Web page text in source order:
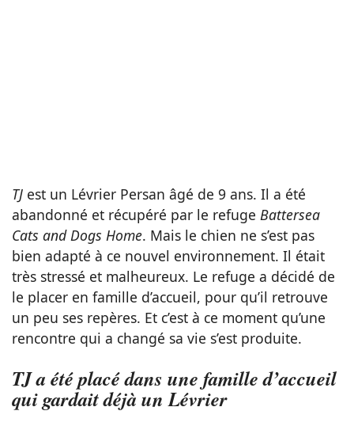
TJ est un Lévrier Persan âgé de 9 ans. Il a été
abandonné et récupéré par le refuge Battersea
Cats and Dogs Home. Mais le chien ne s’est pas
bien adapté à ce nouvel environnement. Il était
très stressé et malheureux. Le refuge a décidé de
le placer en famille d’accueil, pour qu’il retrouve
un peu ses repères. Et c’est à ce moment qu’une
rencontre qui a changé sa vie s’est produite.
TJ a été placé dans une famille d’accueil
qui gardait déjà un Lévrier